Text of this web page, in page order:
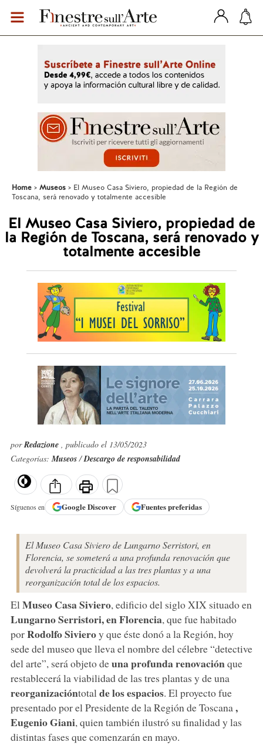
Home Museos
El Museo Casa Siviero, propiedad de la Región de
Toscana, será renovado y totalmente accesible
El Museo Casa Siviero, propiedad de
la Región de Toscana, será renovado y
totalmente accesible
porRedazione , publicado el 13/05/2023
Categorías:Museos/Descargo de responsabilidad
Síguenos en GoogleDiscover Fuentes preferidas
El Museo Casa Siviero de Lungarno Serristori, en
Florencia, se someterá a una profunda renovación que
devolverá la practicidad a las tres plantas y a una
reorganización total de los espacios.
El Museo Casa Siviero, edificio del siglo XIX situado en
Lungarno Serristori, en Florencia, que fue habitado
porRodolfo Sivieroy que éste donó a la Región, hoy
sede del museo que lleva el nombre del célebre “detective
del arte”, será objeto deuna profunda renovaciónque
restablecerá la viabilidad de las tres plantas y de una
reorganizacióntotalde los espacios. El proyecto fue
presentado por el Presidente de la Región de Toscana ,
Eugenio Giani, quien también ilustró su finalidad y las
distintas fases que comenzarán en mayo.